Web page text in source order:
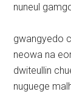
nuneul
gwangyedo
neowa na
dwiteullin
nuguege